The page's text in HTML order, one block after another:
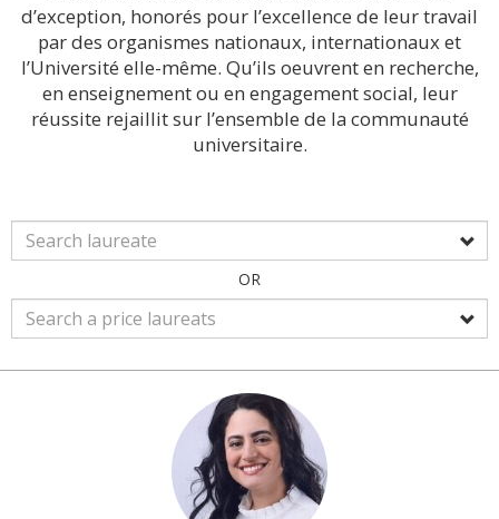
d’exception, honorés pour l’excellence de leur travail
par des organismes nationaux, internationaux et
l’Université elle-même. Qu’ils oeuvrent en recherche,
en enseignement ou en engagement social, leur
réussite rejaillit sur l’ensemble de la communauté
universitaire.
OR